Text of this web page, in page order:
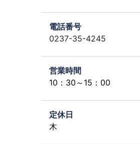
電話番号
0237-35-4245
営業時間
10：30～15：00
定休日
木